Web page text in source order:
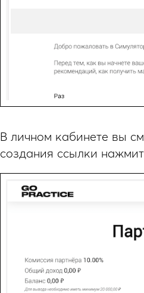
В личном кабинете вы
создания ссылки